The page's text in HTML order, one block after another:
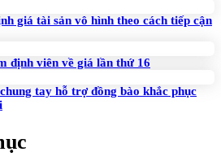
giá tài sản vô hình theo cách tiếp cận
định viên về giá lần thứ 16
tay hỗ trợ đồng bào khắc phục